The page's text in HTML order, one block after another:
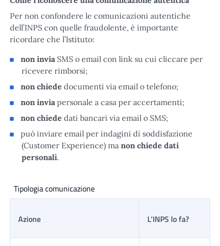
Per non confondere le comunicazioni autentiche
dell’INPS con quelle fraudolente, è importante
ricordare che l’Istituto:
non invia SMS o email con link su cui cliccare per
ricevere rimborsi;
non chiede documenti via email o telefono;
non invia personale a casa per accertamenti;
non chiede dati bancari via email o SMS;
può inviare email per indagini di soddisfazione
(Customer Experience) ma non chiede dati
personali.
Tipologia comunicazione
Azione L’INPS lo fa?